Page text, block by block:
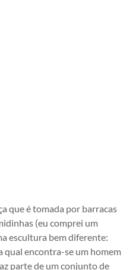
que é tomada por barracas
(eu comprei um
escultura bem diferente:
qual encontra-se um homem
parte de um conjunto de